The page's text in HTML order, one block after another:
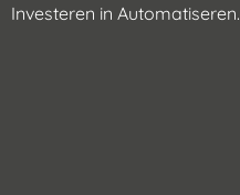
Investeren in Automatiseren.